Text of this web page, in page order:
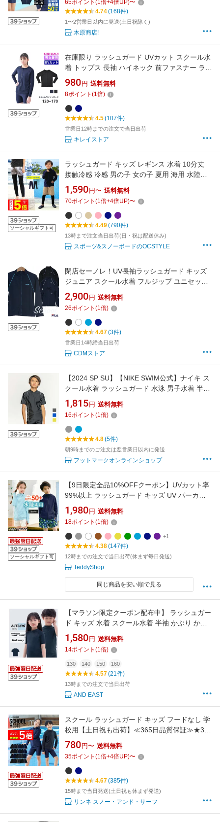
クール用水着 幼児 男子 女子 小学校 855479
65ポイント (1倍+4倍UP)〜
4.74(168件)
1〜2営業日以内に発送(土日祝除く)
木原商店!
在庫限り ラッシュガード UVカット スクール水
着 トップス 長袖 ハイネック 前ファスナー ラッ
シュジャケット 体型カバー キッズ 子ども 小学
校 中学生 水泳 上着 ユニセックス スイミング
アウター 男女兼用 120 130 140 150 160 170
CGRG100 メール便 送料無料
980 円 送料無料
8ポイント (1倍)
4.5(107件)
営業日12時までの注文で当日出荷
キレイストア
ソーシャルギフト可
ラッシュガード キッズ レギンス 水着 10分丈
接触冷感 冷感 男の子 女の子 夏用 海用 水陸両
用 スポーツ UVカット 110 120 130 140 150 ス
パッツ 選べるサーフパンツセット 無地 黒 紺 小
学生 ジュニア プール レディース や メンズ も
展開 KICKS KJR-250《KDSR》 《☆》
1,590 円〜 送料無料
70ポイント (1倍+4倍UP)〜
4.49(790件)
13時まで注文当日出荷(日・祝は配送休み)
スポーツ&スノーボードのOCSTYLE
閉店セーノレ！UV長袖ラッシュガード キッズ
ジュニア スクール水着 フルジップ ユニセック
ス FILA
2,900 円 送料無料
26ポイント (1倍)
4.67(3件)
営業日14時締当日出荷
CDMストア
【2024 SP SU】【NIKE SWIM公式】ナイキ ス
クール水着 ラッシュガード 水泳 男子水着 半袖
スイミング キッズ ボーイズ 男の子 プール 120
130 140 150 160 170 UPF50+ BOYS ショート
スリーブ UV ハイドロガード 1991090 フット
マーク
1,815 円 送料無料
16ポイント (1倍)
4.8(5件)
朝9時までのご注文は翌営業日以内に発送
フットマークオンラインショップ
ソーシャルギフト可
【9日限定全品10%OFFクーポン】UVカット率
99%以上 ラッシュガード キッズ UV パーカー
男の子 女の子 長袖 水着素材 紫外線対策 日焼け
対策 UPF50+ シンプル スポーティー 水陸両用
お洒落 可愛い 虫刺され マリンスポーツ 夏 海
ビーチ プール
1,980 円 送料無料
18ポイント (1倍)
+1
4.38(147件)
12時までの注文で当日出荷(休まず毎日発送)
TeddyShop
同じ商品を安い順で見る
【マラソン限定クーポン配布中】 ラッシュガー
ド キッズ 水着 スクール水着 半袖 かぶり かぶ
る シャツ tシャツ 男の子 女の子 男女兼用 男子
女子 男児 女児 ジュニア 子供 子ども こども 小
学生 中学生 学校 小学校 中学校 120 130 140
150 160 170
1,580 円 送料無料
14ポイント (1倍)
130 140 150 160
4.57(21件)
13時までの注文で当日出荷
AND EAST
スクール ラッシュガード キッズ フードなし 学
校用【土日祝も出荷】≪365日品質保証≫★30
日返品OK★全色UVカット率99.5％ ジップアッ
プ スタンドカラー スクール 水着 男の子 女の子
子供用 長袖 半袖 レディース メンズ の サーフ
パンツ や トレンカ マリンシューズ
780 円〜 送料無料
35ポイント (1倍+4倍UP)〜
4.67(385件)
15時まで当日発送(土日祝も休まず発送)
リンネ スノー・アンド・サーフ